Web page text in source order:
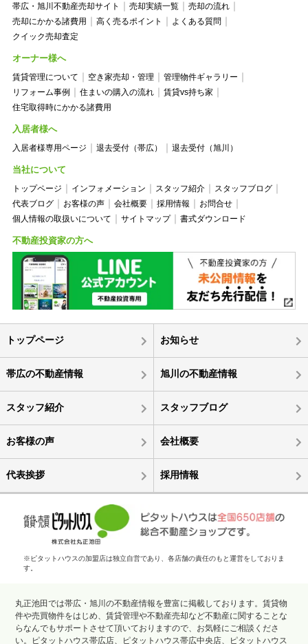
帯広・旭川不動産売却サイト
売却実績一覧
売却の流れ
売却にかかる諸費用
高く売るポイント
よくある質問
クイック売却査定
オーナー様へ
賃貸管理について 空き家売却・管理
管理物件ギャラリー
リフォーム事例
住まいの購入の流れ
賃貸vs持ち家
住宅取得時にかかる諸費用
入居者様へ
入居者様専用ページ 退去受付（帯広） 退去受付（旭川）
当社について
トップページ インフォメーション スタッフ紹介
スタッフブログ
代表ブログ
お客様の声 会社概要 採用情報
お問合せ
個人情報の取扱いについて
サイトマップ 書式ダウンロード
不動産投資家の方へ
トップページ お知らせ
帯広の不動産情報 旭川の不動産情報
スタッフ紹介 スタッフブログ
お客様の声 会社概要
代表挨拶 採用情報
※ピタットハウスの加盟店は独立自営であり、各店舗の責任のもと運営をしておりま
す。
丸正池田では帯広・旭川の不動産情報を豊富に掲載しております。賃貸物
件や売買物件をはじめ、賃貸管理や不動産売却など不動産に関することな
らなんでもサポートさせて頂いておりますので、お気軽にご相談くださ
い。ピタットハウス帯広店、ピタットハウス帯広中央店、ピタットハウス